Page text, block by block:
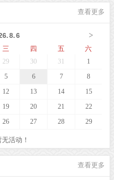
表现突出。然而，85%以上的
）“冷肿瘤”，其肿瘤微环境中
的主
查看更多
>
.8.6
三 四 五 六
29 30 31 1
5 6 7 8
12 13 14 15
19 20 21 22
26 27 28 29
活动！
查看更多